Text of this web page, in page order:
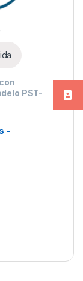
PST-
-